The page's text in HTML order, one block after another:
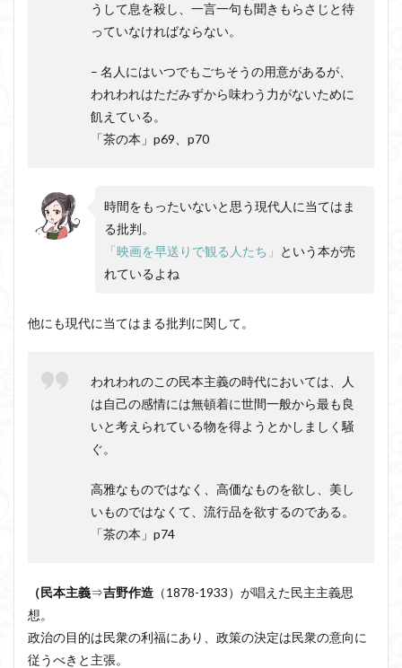
うして息を殺し、一言一句も聞きもらさじと待
っていなければならない。
– 名人にはいつでもごちそうの用意があるが、
われわれはただみずから味わう力がないために
飢えている。
「茶の本」p69、p70
時間をもったいないと思う現代人に当てはま
る批判。
「映画を早送りで観る人たち」 という本が売
れているよね
他にも現代に当てはまる批判に関して。
われわれのこの民本主義の時代においては、人
は自己の感情には無頓着に世間一般から最も良
いと考えられている物を得ようとかしましく騒
ぐ。
高雅なものではなく、高価なものを欲し、美し
いものではなくて、流行品を欲するのである。
「茶の本」p74
（民本主義⇒吉野作造 （1878-1933）が唱えた民主主義思
想。
政治の目的は民衆の利福にあり、政策の決定は民衆の意向に
従うべきと主張。